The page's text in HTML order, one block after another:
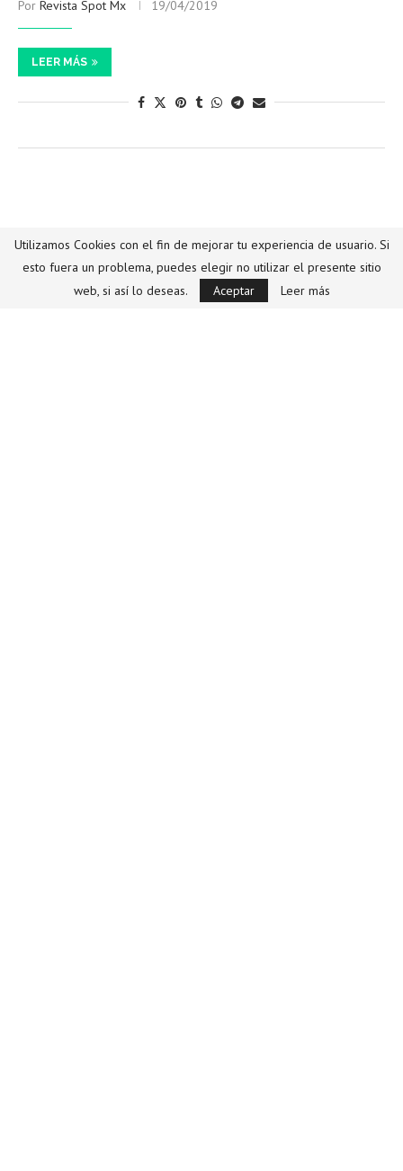
Por Revista Spot Mx 19/04/2019
LEER MÁS
Festivales
METAL DEVASTATION MÉXICO LLEGA A
QUERÉTARO
Utilizamos Cookies con el fin de mejorar tu experiencia de usuario. Si
esto fuera un problema, puedes elegir no utilizar el presente sitio
web, si así lo deseas.
Aceptar Leer más